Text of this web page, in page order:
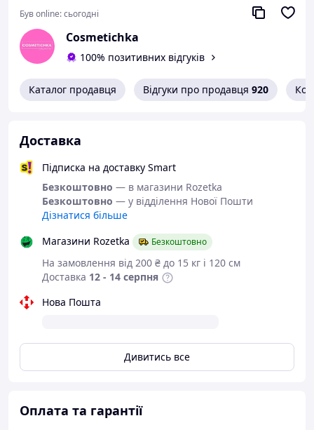
або маски. Для процедури з альгінатною маскою —
наносити щільним шаром під марлевий екран перед
маскою. Для щоденного догляду — легким шаром
вранці або ввечері.
Був online:сьогодні
Cosmetichka
100% позитивних відгуків
Каталог продавця Відгуки про продавця 920
Доставка
Підписка на доставку Smart
Безкоштовно — в магазини Rozetka
Безкоштовно — у відділення Нової Пошти
Дізнатися більше
Магазини Rozetka
Безкоштовно
На замовлення від 200 ₴ до 15 кг і 120 см
Доставка 12 - 14 серпня
Нова Пошта
Дивитись все
Оплата та гарантії